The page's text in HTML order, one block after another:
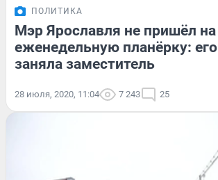
ПОЛИТИКА
Мэр Ярославля не пришёл на
еженедельную планёрку:
заняла заместитель
28 июля, 2020, 11:04 7 243 25